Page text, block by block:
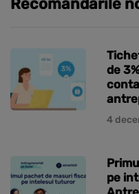
Recomandarile
de
4
pe